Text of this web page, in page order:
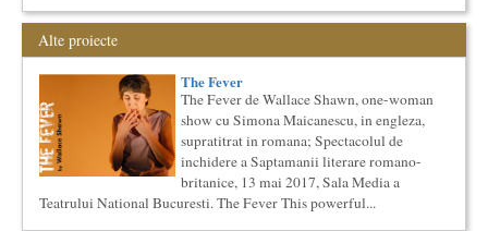
Bucurestiului
Bucurestiul Cultural Neconventional (sau Neconventionaliada
- nume provizoriu) are ca obiectiv prezentarea tuturor
proiectelo...
Saptamana Romano-Britanica 2017
Masterclass de traducere literara stilizata de scriitori
englezi
Saptamana romano-britanica: 8-13 mai 2017 Sase scriitori
britanici stilizeaza traduceri din proza contemporana
romaneasca ...
Cursul de Lingvistica (anul I)
Alte proiecte
The Fever
The Fever de Wallace Shawn, one-woman
show cu Simona Maicanescu, in engleza,
supratitrat in romana; Spectacolul de
inchidere a Saptamanii literare romano-
britanice, 13 mai 2017, Sala Media a
Teatrului National Bucuresti. The Fever This powerful...